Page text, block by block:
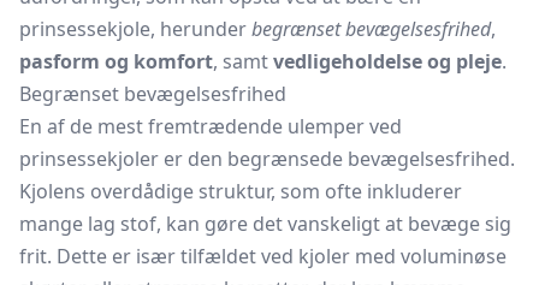
prinsessekjole, herunderbegrænset bevægelsesfrihed,
pasform og komfort, samtvedligeholdelse og pleje.
Begrænset bevægelsesfrihed
En af de mest fremtrædende ulemper ved
prinsessekjoler er den begrænsede bevægelsesfrihed.
Kjolens overdådige struktur, som ofte inkluderer
mange lag stof, kan gøre det vanskeligt at bevæge sig
frit. Dette er især tilfældet ved kjoler med voluminøse